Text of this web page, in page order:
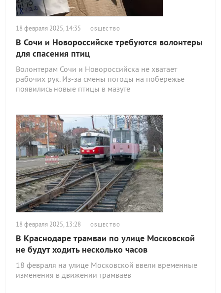
18 февраля 2025, 14:35 ОБЩЕСТВО
В Сочи и Новороссийске требуются волонтеры
для спасения птиц
Волонтерам Сочи и Новороссийска не хватает
рабочих рук. Из-за смены погоды на побережье
появились новые птицы в мазуте
18 февраля 2025, 13:28 ОБЩЕСТВО
В Краснодаре трамваи по улице Московской
не будут ходить несколько часов
18 февраля на улице Московской ввели временные
изменения в движении трамваев